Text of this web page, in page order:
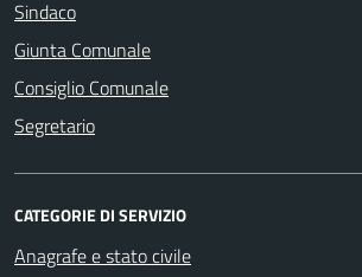
Sindaco
Giunta Comunale
Consiglio Comunale
Segretario
CATEGORIE DI SERVIZIO
Anagrafe e stato civile